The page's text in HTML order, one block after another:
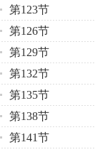
第123节
第126节
第129节
第132节
第135节
第138节
第141节